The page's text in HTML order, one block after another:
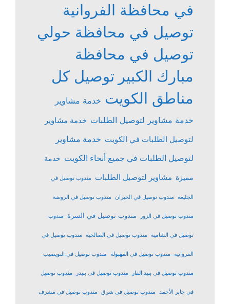
في محافظة الفروانية
توصيل في محافظة حولي
توصيل في محافظة
مبارك الكبير توصيل كل
مناطق الكويت خدمة مشاوير
خدمة مشاوير لتوصيل الطلبات خدمة مشاوير
لتوصيل الطلبات في الكويت خدمة مشاوير
لتوصيل الطلبات في جميع أنحاء الكويت خدمة
مميزة مشاوير لتوصيل الطلبات مندوب توصيل في
الجليعة مندوب توصيل في الخيران مندوب توصيل في الروضة
مندوب توصيل في الزور مندوب توصيل في السرة مندوب
توصيل في الشامية مندوب توصيل في الصالحية مندوب توصيل في
الفروانية مندوب توصيل في المهبولة مندوب توصيل في النويصيب
مندوب توصيل في بنيد القار مندوب توصيل في بنيدر مندوب توصيل
في جابر الأحمد مندوب توصيل في شرق مندوب توصيل في مشرف